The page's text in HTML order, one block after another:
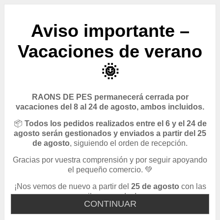
CONTINUAR
Aviso importante –
Vacaciones de verano
🌞
RAONS DE PES permanecerá cerrada por
vacaciones del 8 al 24 de agosto, ambos incluidos.
📦 Todos los pedidos realizados entre el 6 y el 24 de
agosto serán gestionados y enviados a partir del 25
de agosto, siguiendo el orden de recepción.
Gracias por vuestra comprensión y por seguir apoyando
el pequeño comercio. 💚
¡Nos vemos de nuevo a partir del 25 de agosto con las
pilas cargadas!